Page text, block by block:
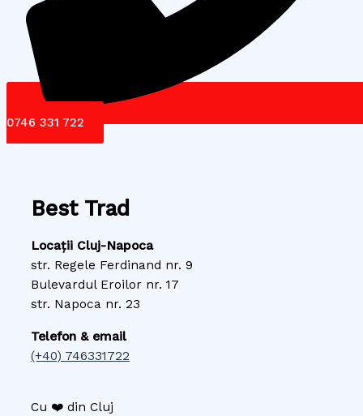
0746 331 722
Best Trad
Locații Cluj-Napoca
str. Regele Ferdinand nr. 9
Bulevardul Eroilor nr. 17
str. Napoca nr. 23
Telefon & email
(+40) 746331722
Cu ❤️ din Cluj